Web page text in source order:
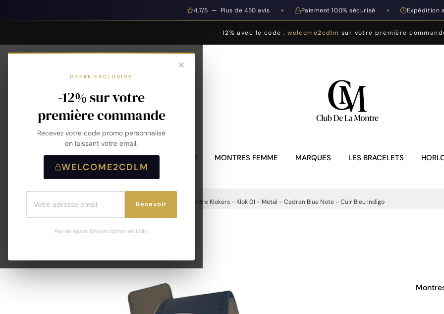
4,7/5 — Plus de 450 avis ◆ Paiement 100% sécurisé ◆ Expédition
-12% avec le code :welcome2cdlm sur votre première
OFFRE EXCLUSIVE
-12% sur votre
première commande
Recevez votre code promo personnalisé
en laissant votre email.
WELCOME2CDLM
Recevoir
Pas de spam. Désinscription en 1 clic.
MONTRES HOMME MONTRES FEMME MARQUES LES BRACELETS
Accueil Montres Montres Homme Montre Klokers - Klok 01 - Metal - Cadran Blue Note - Cuir Bleu Indigo